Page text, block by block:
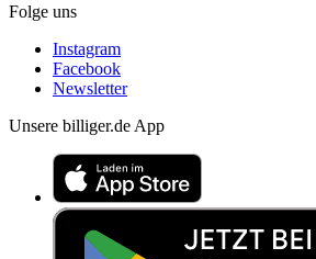
Folge uns
Instagram
Facebook
Newsletter
Unsere billiger.de App